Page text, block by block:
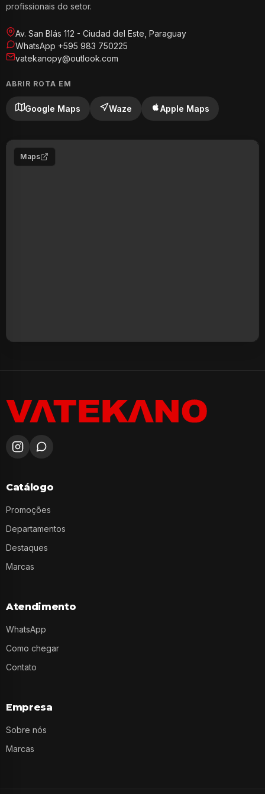
profissionais do setor.
Av. San Blás 112 - Ciudad del Este, Paraguay
WhatsApp +595 983 750225
vatekanopy@outlook.com
ABRIR ROTA EM
Google Maps Waze Apple Maps
Maps
Catálogo
Promoções
Departamentos
Destaques
Marcas
Atendimento
WhatsApp
Como chegar
Contato
Empresa
Sobre nós
Marcas